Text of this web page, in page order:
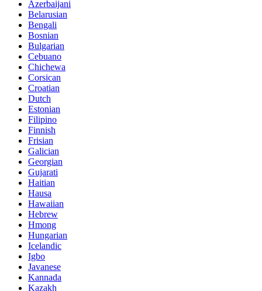
Azerbaijani
Belarusian
Bengali
Bosnian
Bulgarian
Cebuano
Chichewa
Corsican
Croatian
Dutch
Estonian
Filipino
Finnish
Frisian
Galician
Georgian
Gujarati
Haitian
Hausa
Hawaiian
Hebrew
Hmong
Hungarian
Icelandic
Igbo
Javanese
Kannada
Kazakh